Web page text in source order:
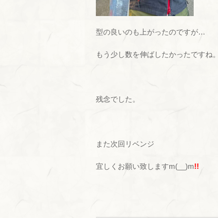
型の良いのも上がったのですが…
もう少し数を伸ばしたかったですね
残念でした。
また次回リベンジ
宜しくお願い致しますm(__)m!!